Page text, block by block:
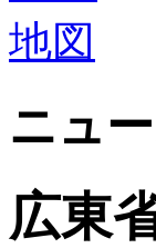
ニュ
広東